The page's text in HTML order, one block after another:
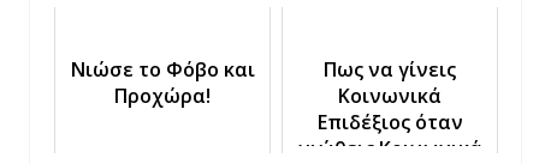
Νιώσε το Φόβο και
Προχώρα!
Πως να γίνεις
Κοινωνικά
Επιδέξιος όταν
νιώθεις Κοινωνικά